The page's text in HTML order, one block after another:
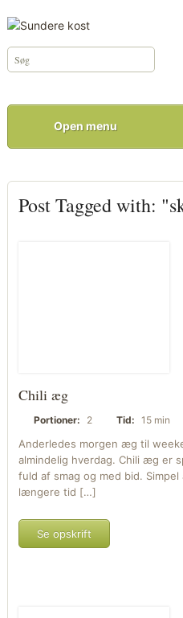
Open menu
Post Tagged with:
Chili æg
Portioner: 2 Tid: 15 min
Anderledes morgen æg til
almindelig hverdag. Chili æg er
fuld af smag og med bid.
længere tid […]
Se opskrift